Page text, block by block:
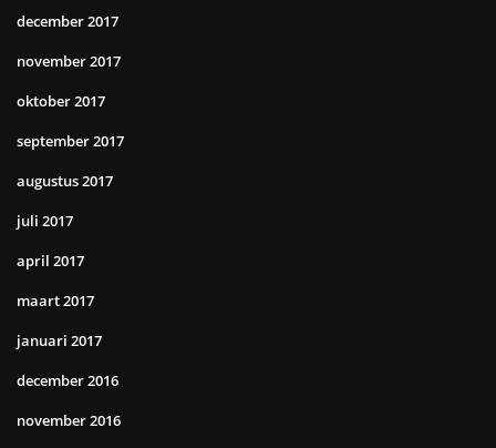
december 2017
november 2017
oktober 2017
september 2017
augustus 2017
juli 2017
april 2017
maart 2017
januari 2017
december 2016
november 2016